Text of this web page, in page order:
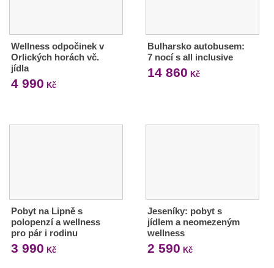
Wellness odpočinek v
Orlických horách vč.
jídla
4 990 Kč
Bulharsko autobusem:
7 nocí s all inclusive
14 860 Kč
Pobyt na Lipně s
polopenzí a wellness
pro pár i rodinu
3 990 Kč
Jeseníky: pobyt s
jídlem a neomezeným
wellness
2 590 Kč